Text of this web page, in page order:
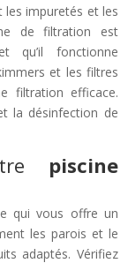
les impuretés et les
de filtration est
fonctionne
et les filtres
filtration efficace.
la désinfection de
piscine
qui vous offre un
les parois et le
adaptés. Vérifiez